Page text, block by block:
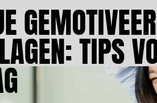
TIPS